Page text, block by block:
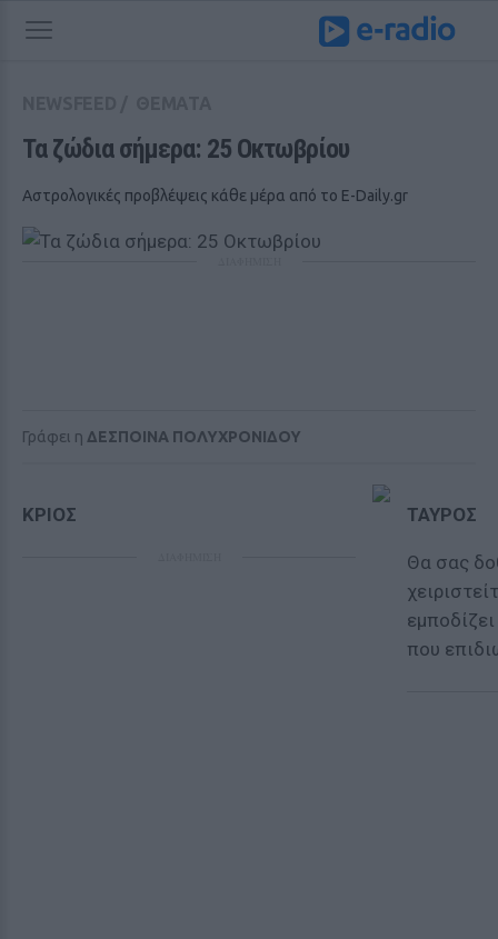
Τα ζώδια σήμερα: 25 Οκτωβρίου
Αστρολογικές προβλέψεις κάθε μέρα από το E-Daily.gr
Γράφει η ΔΕΣΠΟΙΝΑ ΠΟΛΥΧΡΟΝΙΔΟΥ
ΚΡΙΟΣ ΤΑΥΡΟΣ
Θα σας
που